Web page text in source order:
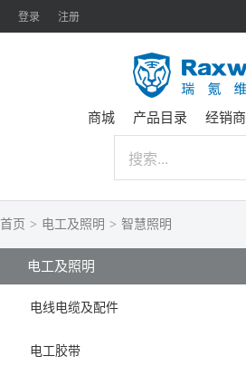
登录 注册
商城 产品目录 经销商
首页 > 电工及照明 > 智慧照明
电工及照明
电线电缆及配件
电工胶带